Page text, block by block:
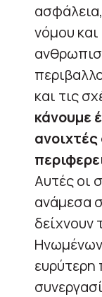
νόμου
και τις
κάνουμε
Αυτές οι
ανάμεσα
δείχνουν
Ηνωμένων
ευρύτερη